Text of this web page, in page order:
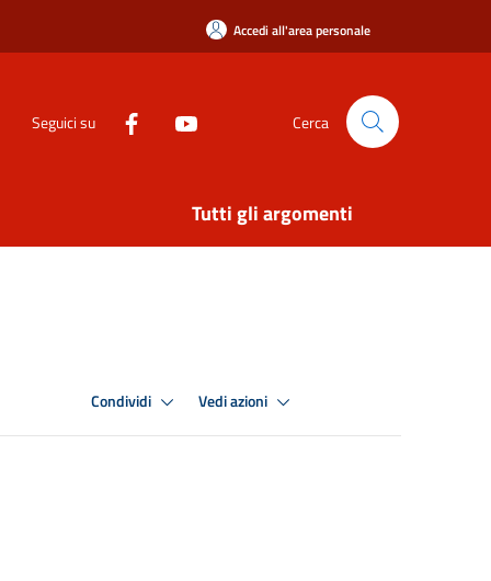
Accedi all'area personale
Seguici su Cerca
Tutti gli argomenti
Condividi Vedi azioni